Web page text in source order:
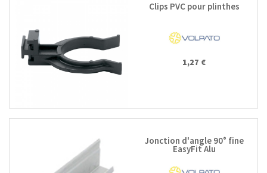
Clips PVC pour plinthes
1,27 €
Jonction d'angle 90° fine
EasyFit Alu